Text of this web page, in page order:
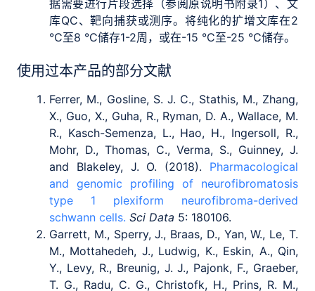
据需要进行片段选择（参阅原说明书附录1）、文
库QC、靶向捕获或测序。将纯化的扩增文库在2
°C至8 °C储存1-2周，或在-15 °C至-25 °C储存。
使用过本产品的部分文献
Ferrer, M., Gosline, S. J. C., Stathis, M., Zhang,
X., Guo, X., Guha, R., Ryman, D. A., Wallace, M.
R., Kasch-Semenza, L., Hao, H., Ingersoll, R.,
Mohr, D., Thomas, C., Verma, S., Guinney, J.
and Blakeley, J. O. (2018). Pharmacological
and genomic profiling of neurofibromatosis
type 1 plexiform neurofibroma-derived
schwann cells. Sci Data 5: 180106.
Garrett, M., Sperry, J., Braas, D., Yan, W., Le, T.
M., Mottahedeh, J., Ludwig, K., Eskin, A., Qin,
Y., Levy, R., Breunig, J. J., Pajonk, F., Graeber,
T. G., Radu, C. G., Christofk, H., Prins, R. M.,